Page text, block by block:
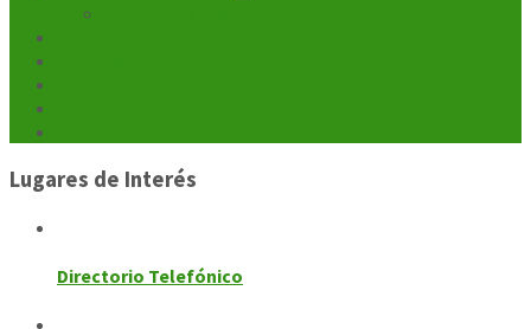
Lugares de Interés
Directorio Telefónico